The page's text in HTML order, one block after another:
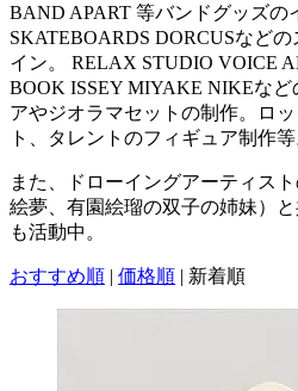
BAND APART 等バンドグッズの
SKATEBOARDS DORCUSなど
イン。 RELAX STUDIO VOICE
BOOK ISSEY MIYAKE NIKEなど
アやジオラマセットの制作。ロ
ト、タレントのフィギュア制作等
また、ドローイングアーティス
絵夢、有園絵瑠の双子の姉妹）
も活動中。
おすすめ順 | 価格順 | 新着順